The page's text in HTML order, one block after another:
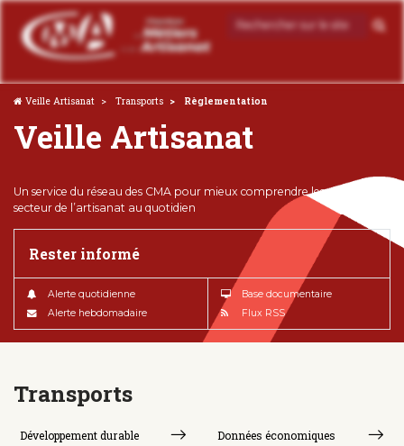
Veille Artisanat Transports Règlementation
Veille Artisanat
Un service du réseau des CMA pour mieux comprendre les enjeux du
secteur de l’artisanat au quotidien
Rester informé
Alerte quotidienne
Alerte hebdomadaire
Base documentaire
Flux RSS
Transports
Développement durable Données économiques